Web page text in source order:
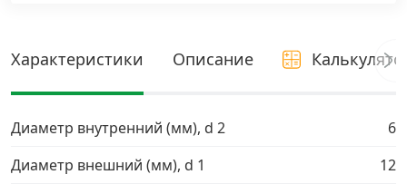
Гвозди и скобы ›
Хомуты и шуруп-шпильки
Шурупы и саморезы
Характеристики Описание
Диаметр внутренний (мм), d 2
6
Диаметр внешний (мм), d 1
12